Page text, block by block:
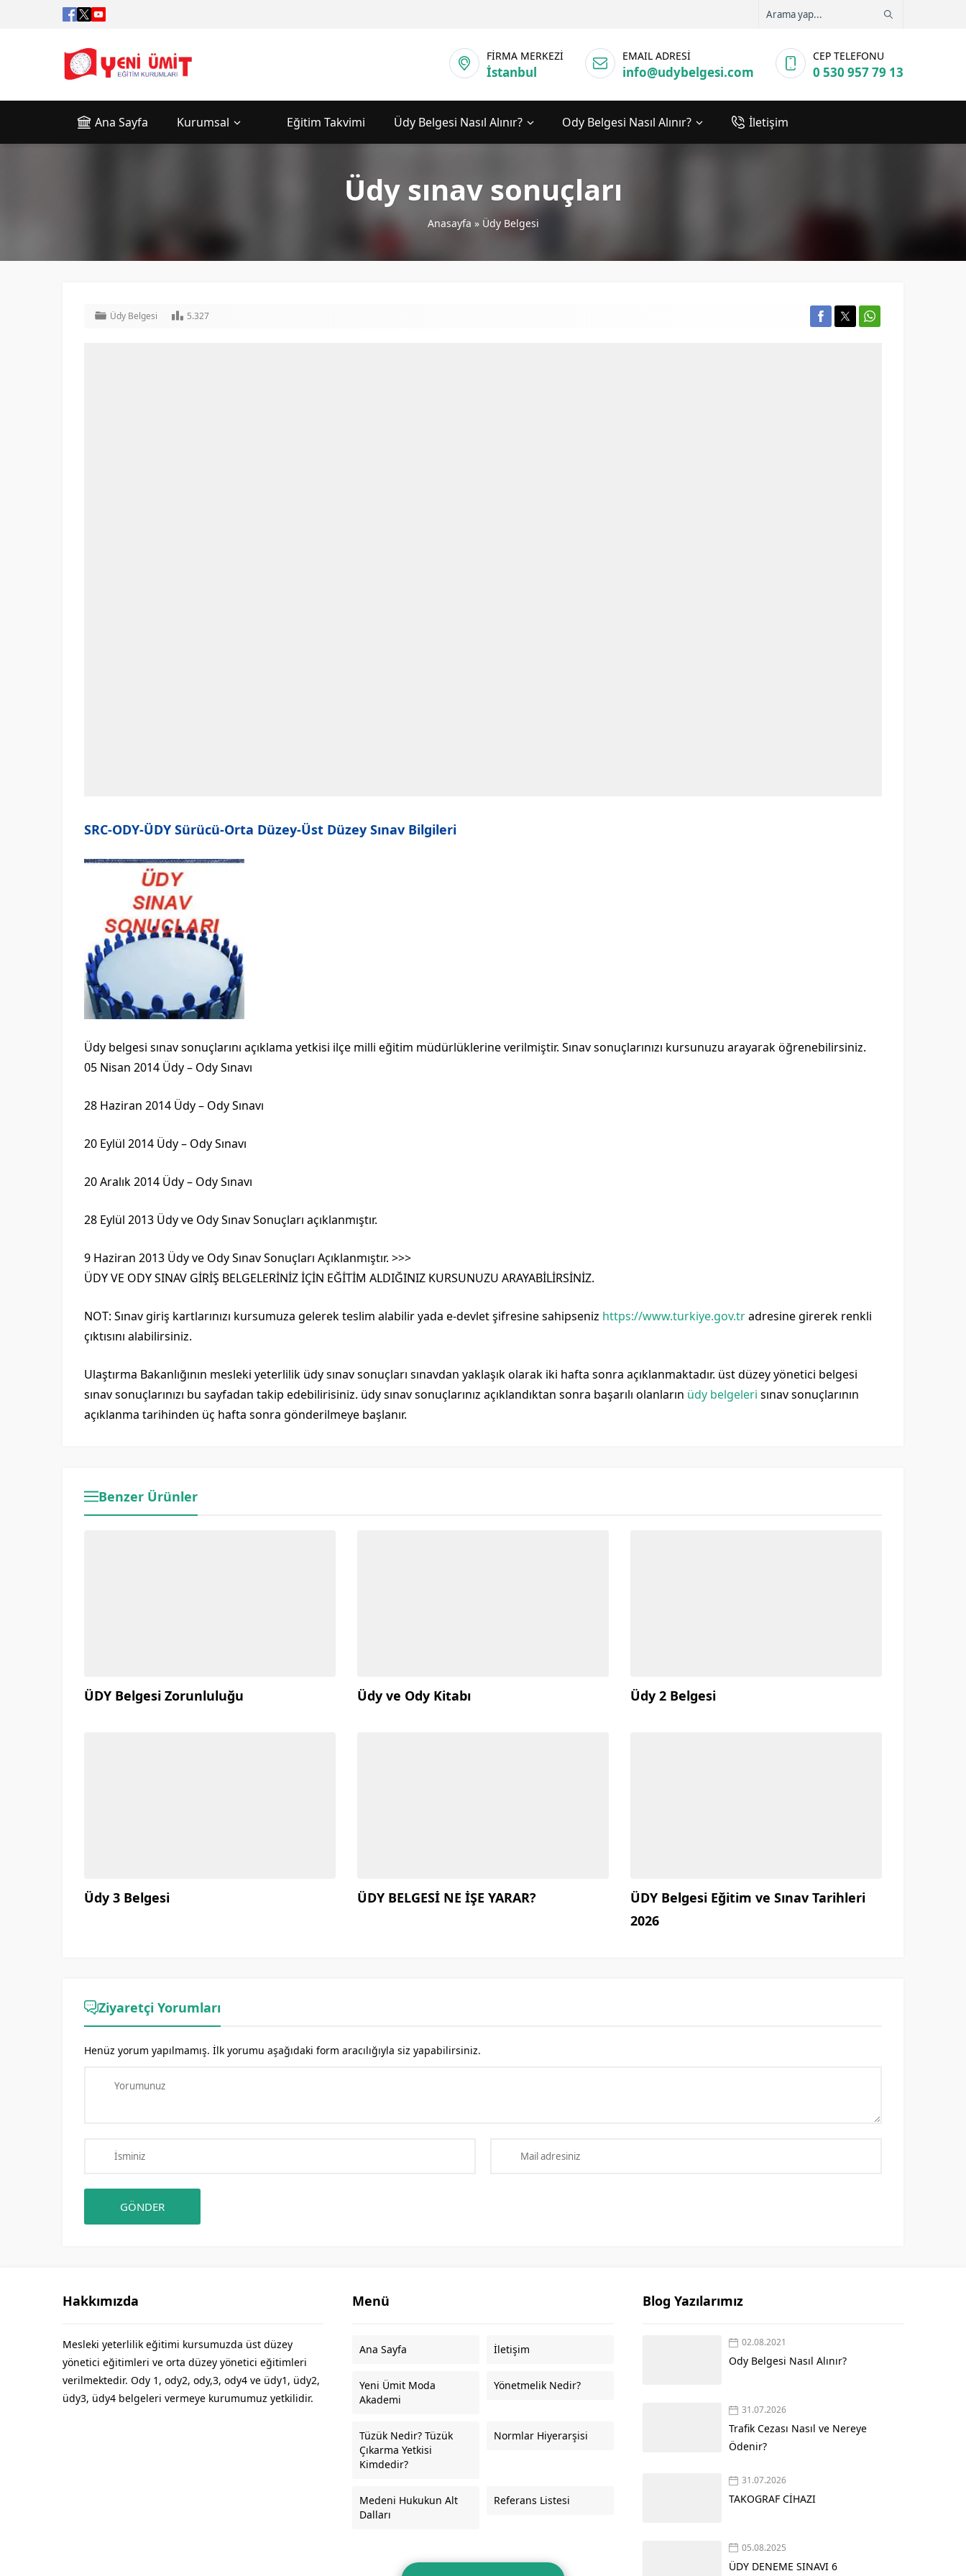
FİRMA MERKEZİ
İstanbul
EMAIL ADRESİ
info@udybelgesi.com
CEP TELEFONU
0 530 957 79 13
Ana Sayfa Kurumsal Eğitim Takvimi Üdy Belgesi Nasıl Alınır? Ody Belgesi Nasıl Alınır? İletişim
Üdy sınav sonuçları
Anasayfa » Üdy Belgesi
Üdy Belgesi 5.327
SRC-ODY-ÜDY Sürücü-Orta Düzey-Üst Düzey Sınav Bilgileri
Üdy belgesi sınav sonuçlarını açıklama yetkisi ilçe milli eğitim müdürlüklerine verilmiştir. Sınav sonuçlarınızı kursunuzu arayarak öğrenebilirsiniz.
05 Nisan 2014 Üdy – Ody Sınavı
28 Haziran 2014 Üdy – Ody Sınavı
20 Eylül 2014 Üdy – Ody Sınavı
20 Aralık 2014 Üdy – Ody Sınavı
28 Eylül 2013 Üdy ve Ody Sınav Sonuçları açıklanmıştır.
9 Haziran 2013 Üdy ve Ody Sınav Sonuçları Açıklanmıştır. >>>
ÜDY VE ODY SINAV GİRİŞ BELGELERİNİZ İÇİN EĞİTİM ALDIĞINIZ KURSUNUZU ARAYABİLİRSİNİZ.
NOT: Sınav giriş kartlarınızı kursumuza gelerek teslim alabilir yada e-devlet şifresine sahipseniz https://www.turkiye.gov.tradresine girerek renkli
çıktısını alabilirsiniz.
Ulaştırma Bakanlığının mesleki yeterlilik üdy sınav sonuçları sınavdan yaklaşık olarak iki hafta sonra açıklanmaktadır. üst düzey yönetici belgesi
sınav sonuçlarınızı bu sayfadan takip edebilirisiniz. üdy sınav sonuçlarınız açıklandıktan sonra başarılı olanların üdy belgeleri sınav sonuçlarının
açıklanma tarihinden üç hafta sonra gönderilmeye başlanır.
Benzer Ürünler
ÜDY Belgesi Zorunluluğu Üdy ve Ody Kitabı Üdy 2 Belgesi
Üdy 3 Belgesi ÜDY BELGESİ NE İŞE YARAR?
ÜDY Belgesi Eğitim ve Sınav Tarihleri
2026
Ziyaretçi Yorumları
Henüz yorum yapılmamış. İlk yorumu aşağıdaki form aracılığıyla siz yapabilirsiniz.
Hakkımızda
Mesleki yeterlilik eğitimi kursumuzda üst düzey
yönetici eğitimleri ve orta düzey yönetici eğitimleri
verilmektedir. Ody 1, ody2, ody,3, ody4 ve üdy1, üdy2,
üdy3, üdy4 belgeleri vermeye kurumumuz yetkilidir.
Menü
Ana Sayfa İletişim
Yeni Ümit Moda
Akademi
Yönetmelik Nedir?
Tüzük Nedir? Tüzük
Çıkarma Yetkisi
Kimdedir?
Normlar Hiyerarşisi
Medeni Hukukun Alt
Dalları
Referans Listesi
Blog Yazılarımız
02.08.2021
Ody Belgesi Nasıl Alınır?
31.07.2026
Trafik Cezası Nasıl ve Nereye
Ödenir?
31.07.2026
TAKOGRAF CİHAZI
05.08.2025
ÜDY DENEME SINAVI 6